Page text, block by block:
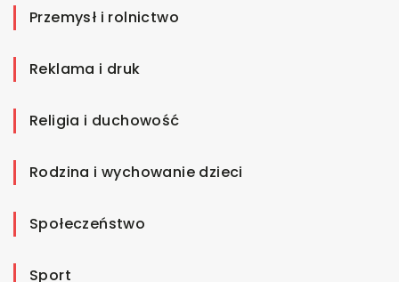
Przemysł i rolnictwo
Reklama i druk
Religia i duchowość
Rodzina i wychowanie dzieci
Społeczeństwo
Sport